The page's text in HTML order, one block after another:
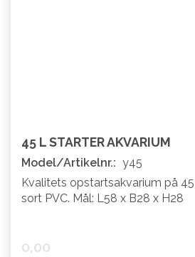
45 L STARTER AKVARIUM
Model/Artikelnr.: y45
Kvalitets opstartsakvarium på
sort PVC. Mål: L58 x B28 x H28
0,00